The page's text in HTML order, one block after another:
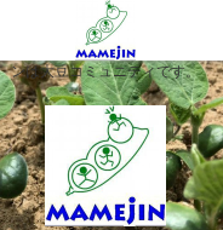
す、シロウト農業を楽しみます
噌豆腐づくりで農業と食料問題
ンは大豆コミュニティです。